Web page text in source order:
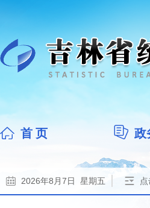
首 页 政
2026年8月7日 星期五